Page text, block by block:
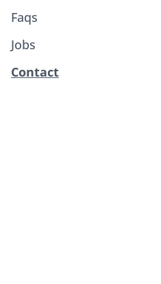
Faqs
Jobs
Contact